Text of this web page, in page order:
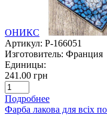
ОНИКС
Артикул: P-166051
Изготовитель: Франция
Единицы:
241.00 грн
Подробнее
Фарба лакова для всіх